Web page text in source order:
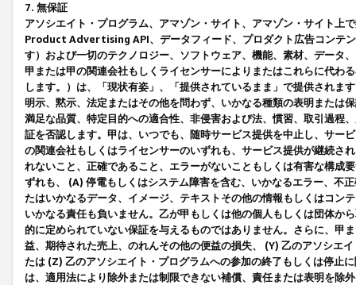
7. 無保証
アソシエイト・プログラム、アマゾン・サイト、アマゾン・サイト上
Product Advertising API、データフィード、プロダクト広告コンテ
す）および一切のテクノロジー、ソフトウェア、機能、素材、データ
甲または甲の関連会社もしくライセンサーによりまたはこれらに代わ
します。）は、「現状有姿」、「提供されているまま」で提供されま
明示、黙示、法定またはその他を問わず、いかなる種類の表明または
満足な品質、特定目的への適合性、非侵害および法、慣習、取引過程
証を否認します。甲は、いつでも、随時サービス提供を中止し、サー
の関連会社もしくはライセンサーのいずれも、サービス提供が継続さ
れないこと、正確であること、エラーがないこともしくは有害な構成
ずれも、 (A) 停電もしくはシステム障害を含む、いかなるエラー、不
たはいかなるデータ、イメージ、テキストその他の情報もしくはコン
いかなる責任も負いません。乙が甲もしくは他の個人もしくは団体か
的に定められていない保証を与えるものではありません。さらに、甲
益、期待された売上、のれんその他の便益の損失、 (Y) 乙のアソシエ
たは (Z) 乙のアソシエイト・プログラムへの参加の終了もしくは停止
は、適用法により除外または制限できない補償、責任または表明を除